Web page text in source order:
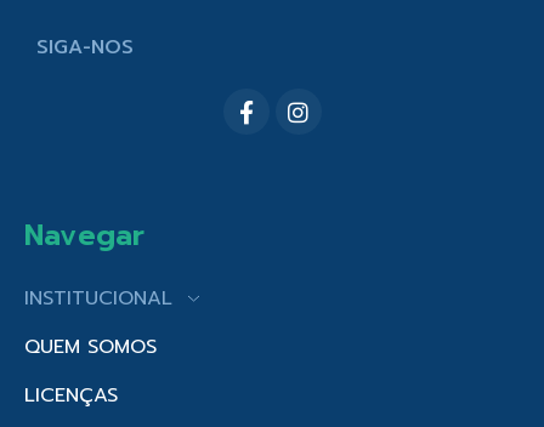
SIGA-NOS
Navegar
INSTITUCIONAL
QUEM SOMOS
LICENÇAS